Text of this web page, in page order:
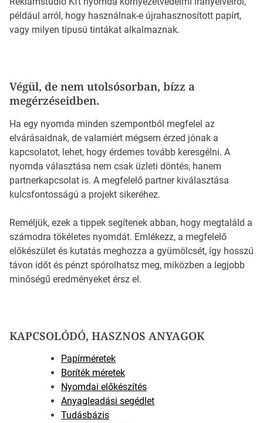
például arról, hogy használnak-e újrahasznosított papírt,
vagy milyen típusú tintákat alkalmaznak.
Végül, de nem utolsósorban, bízz a
megérzéseidben.
Ha egy nyomda minden szempontból megfelel az
elvárásaidnak, de valamiért mégsem érzed jónak a
kapcsolatot, lehet, hogy érdemes tovább keresgélni. A
nyomda választása nem csak üzleti döntés, hanem
partnerkapcsolat is. A megfelelő partner kiválasztása
kulcsfontosságú a projekt sikeréhez.
Reméljük, ezek a tippek segítenek abban, hogy megtaláld a
számodra tökéletes nyomdát. Emlékezz, a megfelelő
előkészület és kutatás meghozza a gyümölcsét, így hosszú
távon időt és pénzt spórolhatsz meg, miközben a legjobb
minőségű eredményeket érsz el.
KAPCSOLÓDÓ, HASZNOS ANYAGOK
Papírméretek
Boríték méretek
Nyomdai előkészítés
Anyagleadási segédlet
Tudásbázis